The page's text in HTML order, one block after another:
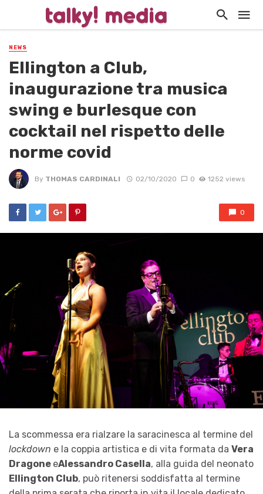
NEWS
Ellington a Club,
inaugurazione tra musica
swing e burlesque con
cocktail nel rispetto delle
norme covid
By THOMAS CARDINALI 02/10/2020 0 1252 views
0
La scommessa era rialzare la saracinesca al termine del
lockdown e la coppia artistica e di vita formata da Vera
Dragone eAlessandro Casella, alla guida del neonato
Ellington Club, può ritenersi soddisfatta al termine